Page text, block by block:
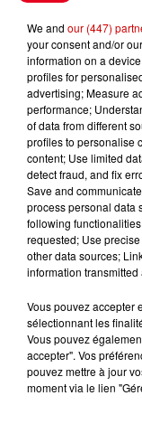
acceptés
avec
Infos
7
7
7
We and our (447)
your consent and/or
information on a
profiles for
advertising; Measure
performance;
of data from different
profiles to personalise
content; Use limited
detect fraud, and fix
Save and
process personal data
following
requested; Use
other data sources;
information transmitted
Vous pouvez accepter
sélectionnant les
Vous pouvez
accepter". Vos
pouvez mettre à jour
moment via le lien